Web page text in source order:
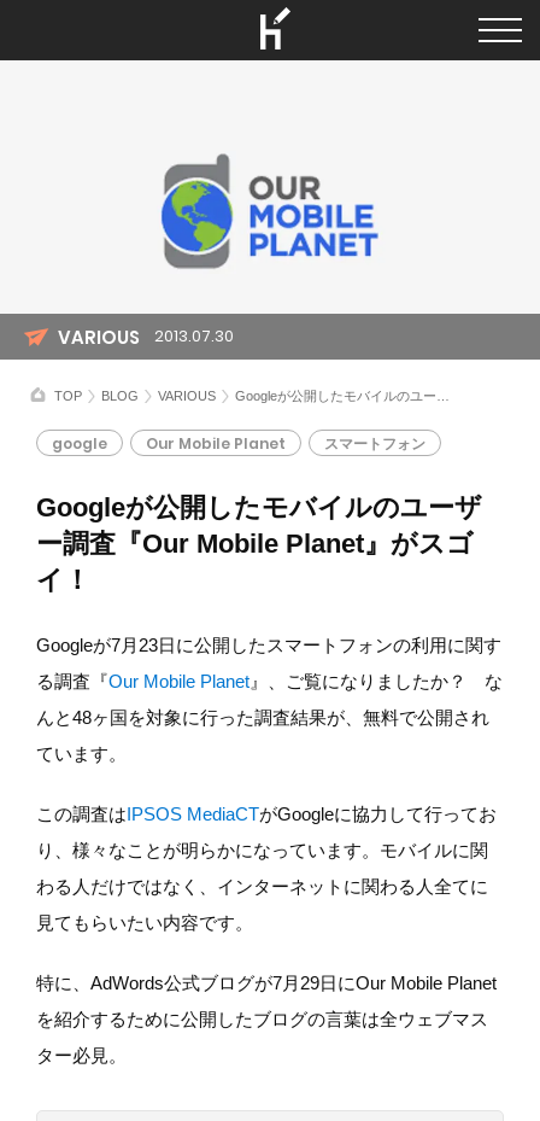
TOP BLOG VARIOUS Googleが公開したモバイルのユーザー調査『Our Mobile Planet』がスゴイ！
Googleが公開したモバイルのユーザ
ー調査『Our Mobile Planet』がスゴ
イ！
google Our Mobile Planet スマートフォン
VARIOUS 2013.07.30
Googleが7月23日に公開したスマートフォンの利用に関す
る調査『Our Mobile Planet』、ご覧になりましたか？ な
んと48ヶ国を対象に行った調査結果が、無料で公開され
ています。
この調査は IPSOS MediaCTがGoogleに協力して行ってお
り、様々なことが明らかになっています。モバイルに関
わる人だけではなく、インターネットに関わる人全てに
見てもらいたい内容です。
特に、AdWords公式ブログが7月29日にOur Mobile Planet
を紹介するために公開したブログの言葉は全ウェブマス
ター必見。